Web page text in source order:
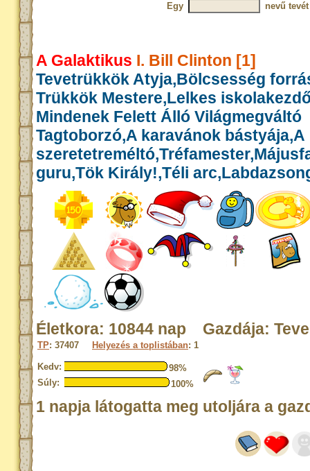
Egy
nevű
A Galaktikus I. Bill Clinton [1]
Tevetrükkök Atyja,Bölcsesség
Trükkök Mestere,Lelkes
Mindenek Felett Álló Világmegváltó
Tagtoborzó,A karavánok bástyája,A
guru,Tök Király!,Téli
Életkora: 10844 nap Gazdája:
TP: 37407 Helyezés a toplistában: 1
Kedv:
98%
Súly:
100%
1 napja látogatta meg utoljára a